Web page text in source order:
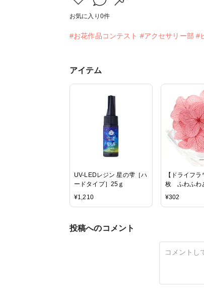
お気に入り 0件
#お花作品コンテスト #アクセサリー部 #
アイテム
UV-LEDレジン 星の雫［ハ
ードタイプ］25ｇ
¥1,210
【ドライフ
枚 ふわふわ
《ベージュピ
¥302
投稿へのコメント